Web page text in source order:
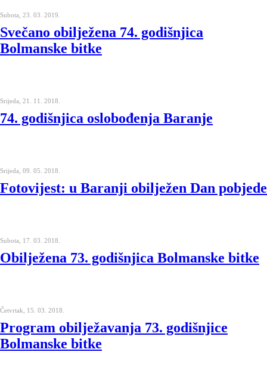
Subota, 23. 03. 2019.
Svečano obilježena 74. godišnjica
Bolmanske bitke
Srijeda, 21. 11. 2018.
74. godišnjica oslobođenja Baranje
Srijeda, 09. 05. 2018.
Fotovijest: u Baranji obilježen Dan pobjede
Subota, 17. 03. 2018.
Obilježena 73. godišnjica Bolmanske bitke
Četvrtak, 15. 03. 2018.
Program obilježavanja 73. godišnjice
Bolmanske bitke